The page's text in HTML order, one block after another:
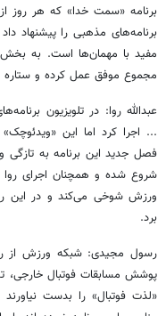
برنامه «سمت خدا» که هر روز
برنامه‌های مذهبی را پیشنهاد
مفید با مهمان‌ها است. به
مجموع موفق عمل کرده و ستاره
عبدالله روا: در تلویزیون
... اجرا کرد اما این
فصل جدید این برنامه به
شروع شده و همچنان اجرای روا
ورزش شوخی می‌کند و در این
برد.
رسول مجیدی: شبکه ورزش از
پوشش مسابقات فوتبال خارجی،
«لذت فوتبال» را بدست